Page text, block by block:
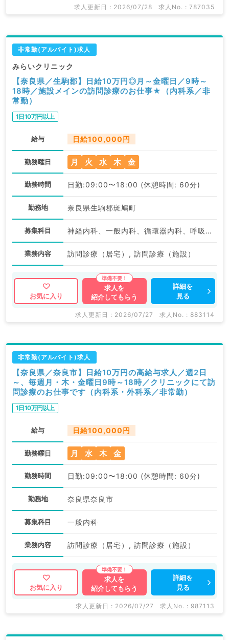
求人更新日 : 2026/07/28 求人No. : 787035
非常勤(アルバイト)求人
みらいクリニック
【奈良県／生駒郡】日給10万円◎月～金曜日／9時～
18時／施設メインの訪問診療のお仕事★（内科系／非
常勤）
1日10万円以上
給与 日給100,000円
勤務曜日 月 火 水 木 金
勤務時間 日勤:09:00〜18:00 (休憩時間: 60分)
勤務地 奈良県生駒郡斑鳩町
募集科目 神経内科、一般内科、循環器内科、呼吸器内科、消化器内科、内分泌・代謝内科、腎臓内科、老年内科、血液内科、膠原病科
業務内容 訪問診療（居宅）, 訪問診療（施設）
お気に入り
求人を
紹介してもらう
詳細を
見る
求人更新日 : 2026/07/27 求人No. : 883114
非常勤(アルバイト)求人
【奈良県／奈良市】日給10万円の高給与求人／週2日
～、毎週月・木・金曜日9時～18時／クリニックにて訪
問診療のお仕事です（内科系・外科系／非常勤）
1日10万円以上
給与 日給100,000円
勤務曜日 月 水 木 金
勤務時間 日勤:09:00〜18:00 (休憩時間: 60分)
勤務地 奈良県奈良市
募集科目 一般内科
業務内容 訪問診療（居宅）, 訪問診療（施設）
お気に入り
求人を
紹介してもらう
詳細を
見る
求人更新日 : 2026/07/27 求人No. : 987113